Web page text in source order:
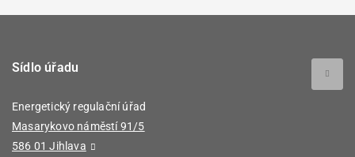
Sídlo úřadu
Energetický regulační úřad
Masarykovo náměstí 91/5
586 01 Jihlava